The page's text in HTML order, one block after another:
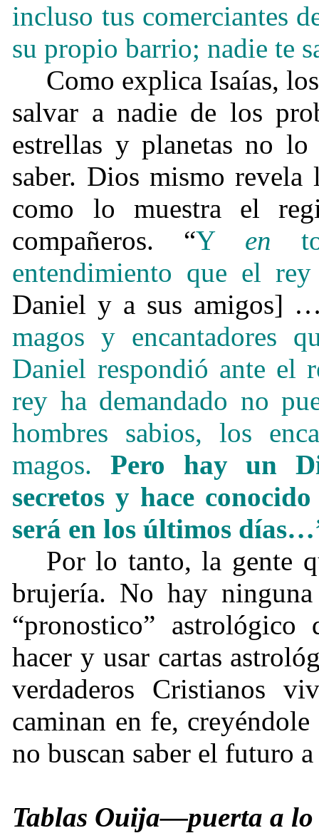
incluso tus comerciantes
su propio barrio; nadie te
Como explica Isaías,
salvar a nadie de los
estrellas y planetas no
saber. Dios mismo revela
como lo muestra el
compañeros. “Y en
entendimiento que el
Daniel y a sus amigos]
magos y encantadores
Daniel respondió ante el
rey ha demandado no
hombres sabios, los
magos. Pero hay un
secretos y hace
será en los últimos
Por lo tanto, la gente
brujería. No hay
“pronostico”
hacer y usar cartas
verdaderos Cristianos
caminan en fe,
no buscan saber el futuro
Tablas Ouija—puerta a